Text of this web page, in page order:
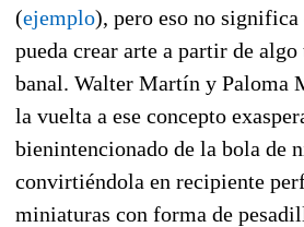
(ejemplo), pero eso no
pueda crear arte a partir de algo
banal. Walter Martín y Paloma
la vuelta a ese concepto
bienintencionado de la bola de
convirtiéndola en recipiente
miniaturas con forma de